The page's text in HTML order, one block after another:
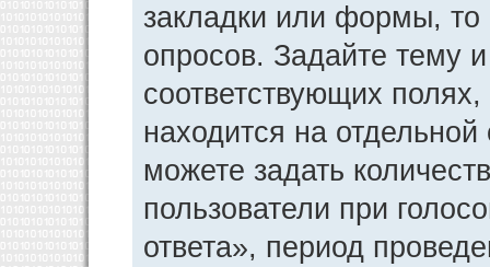
закладки или формы, то
опросов. Задайте тему
соответствующих
находится на
можете задать
пользователи при
ответа», период